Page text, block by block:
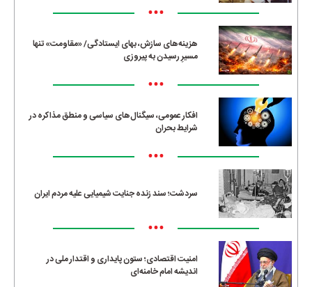
•••
هزینه‌های سازش، بهای ایستادگی/ «مقاومت» تنها
مسیرِ رسیدن به پیروزی
•••
افکار عمومی، سیگنال‌های سیاسی و منطق مذاکره در
شرایط بحران
•••
سردشت؛ سند زنده جنایت شیمیایی علیه مردم ایران
•••
امنیت اقتصادی؛ ستون پایداری و اقتدار ملی در
اندیشه امام خامنه‌ای